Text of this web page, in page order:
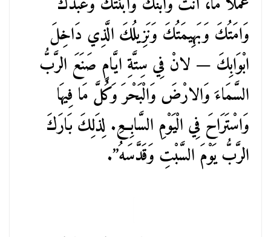
وَامَتُكَ وَبَهِيمَتُكَ وَنَزِيلُكَ الَّذِي دَاخِلَ
ابْوَابِكَ — لانْ فِي سِتَّةِ ايَّامٍ صَنَعَ الرَّبُّ
السَّمَاءَ وَالارْضَ وَالْبَحْرَ وَكُلَّ مَا فِيهَا
وَاسْتَرَاحَ فِي الْيَوْمِ السَّابِعِ. لِذَلِكَ بَارَكَ
الرَّبُّ يَوْمَ السَّبْتِ وَقَدَّسَهُ”.